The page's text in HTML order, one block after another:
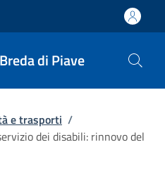
di Piave
e trasporti /
dei disabili: rinnovo del